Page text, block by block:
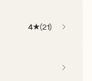
4 (21)